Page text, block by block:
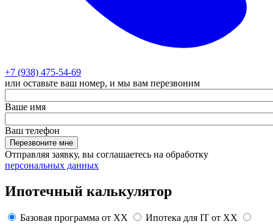
+7 (938) 475-54-69
или оставьте ваш номер, и мы вам перезвоним
Ваше имя
Ваш телефон
Перезвоните мне
Отправляя заявку, вы соглашаетесь на обработку
персональных данных
Ипотечный калькулятор
Базовая программа от XX Ипотека для IT от XX